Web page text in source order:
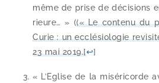
même de prise de déci­sions
rieure… » ((« Le conte­nu du
Curie : un ecclé­sio­lo­gie
23 mai 2019.[↩]
« L’Eglise de la misé­ri­corde